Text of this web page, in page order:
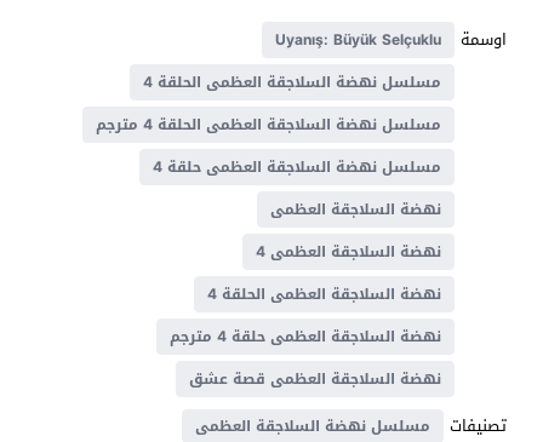
اوسمة
Uyanış: Büyük Selçuklu
مسلسل نهضة السلاجقة العظمى الحلقة 4
مسلسل نهضة السلاجقة العظمى الحلقة 4 مترجم
مسلسل نهضة السلاجقة العظمى حلقة 4
نهضة السلاجقة العظمى
نهضة السلاجقة العظمى 4
نهضة السلاجقة العظمى الحلقة 4
نهضة السلاجقة العظمى حلقة 4 مترجم
نهضة السلاجقة العظمى قصة عشق
تصنيفات مسلسل نهضة السلاجقة العظمى